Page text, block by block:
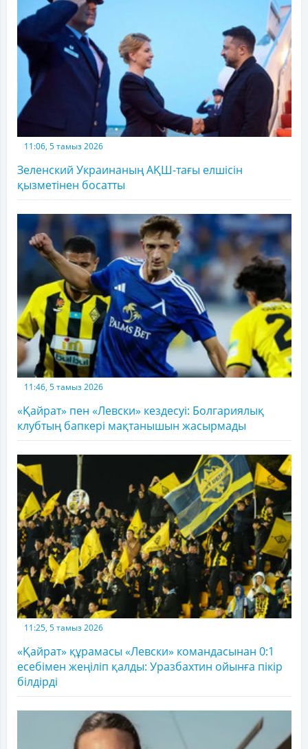
11:06, 5 тамыз 2026
Зеленский Украинаның АҚШ-тағы елшісін
қызметінен босатты
11:46, 5 тамыз 2026
«Қайрат» пен «Левски» кездесуі: Болгариялық
клубтың бапкері мақтанышын жасырмады
11:25, 5 тамыз 2026
«Қайрат» құрамасы «Левски» командасынан 0:1
есебімен жеңіліп қалды: Уразбахтин ойынға пікір
білдірді